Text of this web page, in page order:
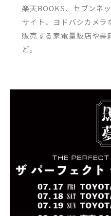
楽天BOOKS、セブンネ
サイト、ヨドバシカメラ
販売する家電量販店や書
ど。